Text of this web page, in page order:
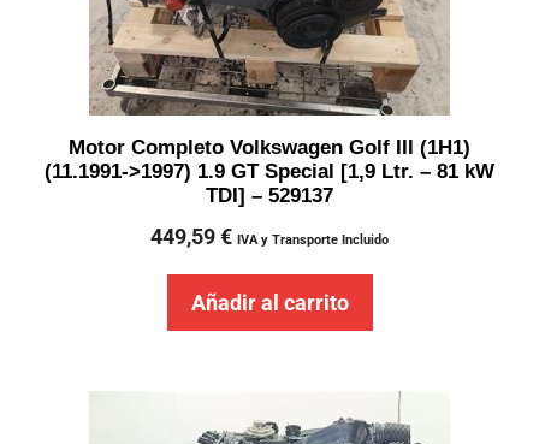
Motor Completo Volkswagen Golf III (1H1)
(11.1991->1997) 1.9 GT Special [1,9 Ltr. – 81 kW
TDI] – 529137
449,59€ IVA y Transporte Incluido
Añadir al carrito